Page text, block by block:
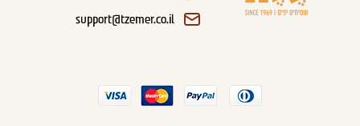
support@tzemer.co.il